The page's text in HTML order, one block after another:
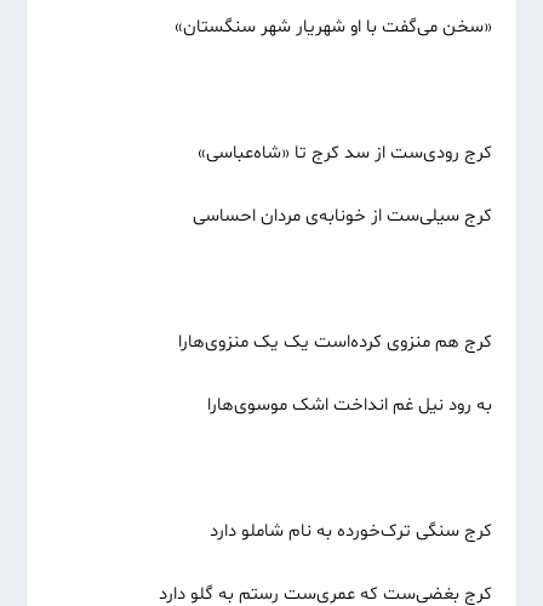
«سخن می‌گفت با او شهریار شهر سنگستان»
کرج رودی‌ست از سد کرج تا «شاه‌عباسی»
کرج سیلی‌ست از خونابه‌ی مردان احساسی
کرج هم منزوی کرده‌است یک یک منزوی‌هارا
به رود نیل غم انداخت اشک موسوی‌هارا
کرج سنگی ترک‌خورده به نام شاملو دارد
کرج بغضی‌ست که عمری‌ست رستم به گلو دارد